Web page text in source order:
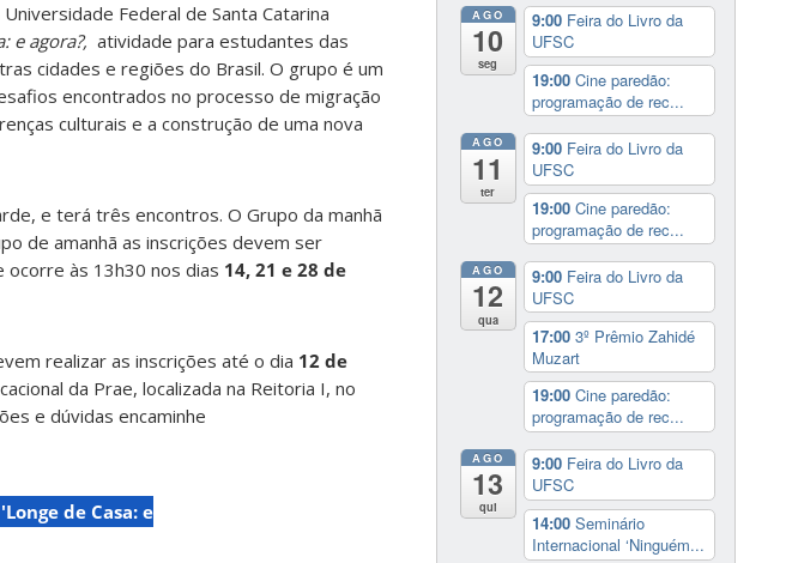
Federal de Santa Catarina
e agora?, atividade para estudantes das
cidades e regiões do Brasil. O grupo é um
encontrados no processo de migração
culturais e a construção de uma nova
e terá três encontros. O Grupo da manhã
de amanhã as inscrições devem ser
ocorre às 13h30 nos dias 14, 21 e 28 de
realizar as inscrições até o dia 12 de
da Prae, localizada na Reitoria I, no
e dúvidas encaminhe
de Casa: e
AGO
10
seg
9:00 Feira do Livro da
UFSC
19:00 Cine paredão:
programação de rec...
AGO
11
ter
9:00 Feira do Livro da
UFSC
19:00 Cine paredão:
programação de rec...
AGO
12
qua
9:00 Feira do Livro da
UFSC
17:00 3º Prêmio Zahidé
Muzart
19:00 Cine paredão:
programação de rec...
AGO
13
qui
9:00 Feira do Livro da
UFSC
14:00 Seminário
Internacional ‘Ninguém...